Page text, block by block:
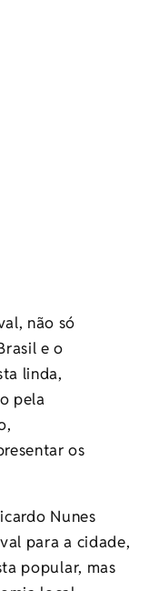
não só
e o
linda,
pela
os
Nunes
para a cidade,
popular, mas